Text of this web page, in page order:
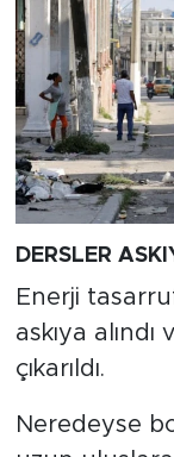
DERSLER
Enerji
askıya
çıkarıldı.
Neredeyse